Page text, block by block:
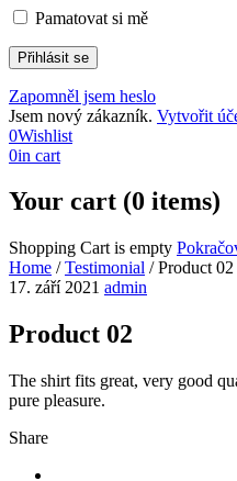
Pamatovat si mě
Zapomněl jsem heslo
Jsem nový zákazník. Vytvořit
0Wishlist
0in cart
Your cart (0 items)
Shopping Cart is empty
Home / Testimonial / Product 02
17. září 2021 admin
Product 02
The shirt fits great, very good
pure pleasure.
Share